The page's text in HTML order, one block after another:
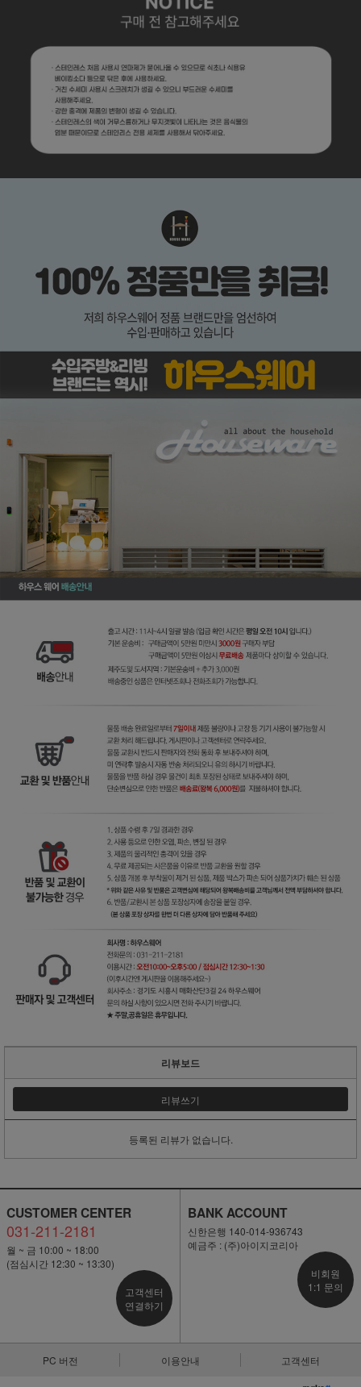
리뷰보드
리뷰쓰기
등록된 리뷰가 없습니다.
CUSTOMER CENTER
031-211-2181
월 ~ 금 10:00 ~ 18:00
(점심시간 12:30 ~ 13:30)
고객센터
연결하기
BANK ACCOUNT
신한은행 140-014-936743
예금주 : (주)아이지코리아
비회원
1:1 문의
PC 버전 이용안내 고객센터